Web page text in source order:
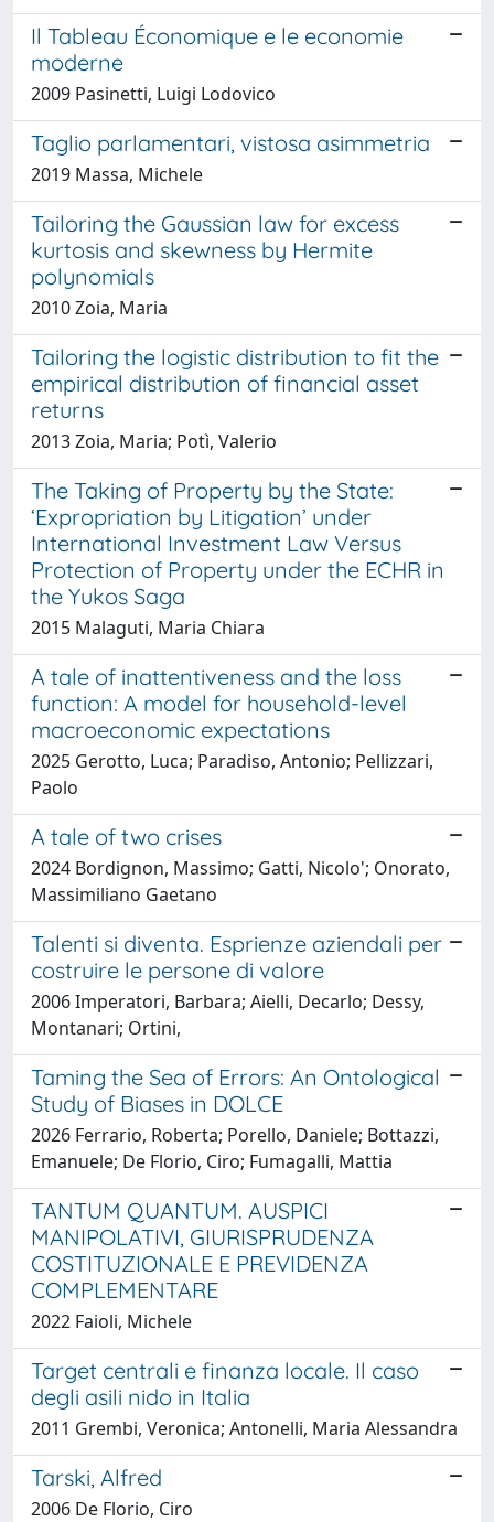
Il Tableau Économique e le economie
moderne
2009 Pasinetti, Luigi Lodovico
Taglio parlamentari, vistosa asimmetria
2019 Massa, Michele
Tailoring the Gaussian law for excess
kurtosis and skewness by Hermite
polynomials
2010 Zoia, Maria
Tailoring the logistic distribution to fit the
empirical distribution of financial asset
returns
2013 Zoia, Maria; Potì, Valerio
The Taking of Property by the State:
‘Expropriation by Litigation’ under
International Investment Law Versus
Protection of Property under the ECHR in
the Yukos Saga
2015 Malaguti, Maria Chiara
A tale of inattentiveness and the loss
function: A model for household-level
macroeconomic expectations
2025 Gerotto, Luca; Paradiso, Antonio; Pellizzari,
Paolo
A tale of two crises
2024 Bordignon, Massimo; Gatti, Nicolo'; Onorato,
Massimiliano Gaetano
Talenti si diventa. Esprienze aziendali per
costruire le persone di valore
2006 Imperatori, Barbara; Aielli, Decarlo; Dessy,
Montanari; Ortini,
Taming the Sea of Errors: An Ontological
Study of Biases in DOLCE
2026 Ferrario, Roberta; Porello, Daniele; Bottazzi,
Emanuele; De Florio, Ciro; Fumagalli, Mattia
TANTUM QUANTUM. AUSPICI
MANIPOLATIVI, GIURISPRUDENZA
COSTITUZIONALE E PREVIDENZA
COMPLEMENTARE
2022 Faioli, Michele
Target centrali e finanza locale. Il caso
degli asili nido in Italia
2011 Grembi, Veronica; Antonelli, Maria Alessandra
Tarski, Alfred
2006 De Florio, Ciro